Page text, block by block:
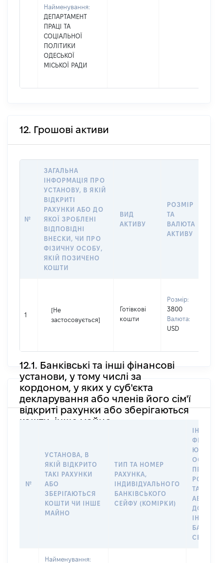
Найменування:
ДЕПАРТАМЕНТ
ПРАЦІ ТА
СОЦІАЛЬНОЇ
ПОЛІТИКИ
ОДЕСЬКОЇ
МІСЬКОЇ РАДИ
12. Грошові активи
№
ЗАГАЛЬНА
ІНФОРМАЦІЯ ПРО
УСТАНОВУ, В ЯКІЙ
ВІДКРИТІ
РАХУНКИ АБО ДО
ЯКОЇ ЗРОБЛЕНІ
ВІДПОВІДНІ
ВНЕСКИ, ЧИ ПРО
ФІЗИЧНУ ОСОБУ,
ЯКІЙ ПОЗИЧЕНО
КОШТИ
ВИД
АКТИВУ
РОЗМІР
ТА
ВАЛЮТА
АКТИВУ
1
[Не
застосовується]
Готівкові
кошти
Розмір:
3800
Валюта:
USD
12.1. Банківські та інші фінансові
установи, у тому числі за
кордоном, у яких у суб'єкта
декларування або членів його сім'ї
відкриті рахунки або зберігаються
кошти, інше майно
№
УСТАНОВА, В
ЯКІЙ ВІДКРИТО
ТАКІ РАХУНКИ
АБО
ЗБЕРІГАЮТЬСЯ
КОШТИ ЧИ ІНШЕ
МАЙНО
ТИП ТА НОМЕР
РАХУНКА,
ІНДИВІДУАЛЬНОГО
БАНКІВСЬКОГО
СЕЙФУ (КОМІРКИ)
ПРАВО
ТАКИМ
АБО
ДО
СЕЙФУ
Найменування: